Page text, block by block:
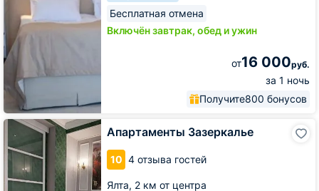
Бесплатная отмена
Включён завтрак, обед и ужин
от16 000руб.
за 1 ночь
Получите800 бонусов
Апартаменты Зазеркалье
10 4 отзыва гостей
Ялта, 2 км от центра
Апартаменты
Зазеркалье